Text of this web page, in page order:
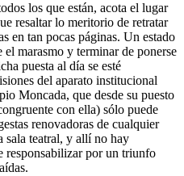
los que están, acota el lugar
resaltar lo meritorio de retratar
en tan pocas páginas. Un estado
el marasmo y terminar de ponerse
puesta al día se esté
del aparato institucional
Moncada, que desde su puesto
con ella) sólo puede
renovadoras de cualquier
sala teatral, y allí no hay
por un triunfo